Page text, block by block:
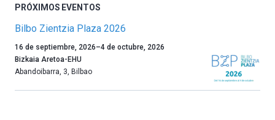
PRÓXIMOS EVENTOS
Bilbo Zientzia Plaza 2026
Un
año
más,
16 de septiembre, 2026–4 de octubre, 2026
Bizkaia Aretoa-EHU
Abandoibarra, 3 Bilbao